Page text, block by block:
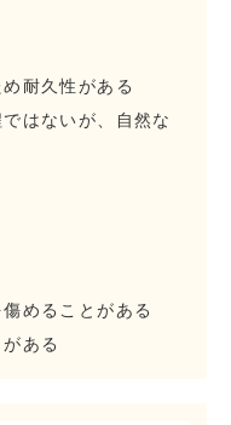
耐久性がある
はないが、自然な
めることがある
ある